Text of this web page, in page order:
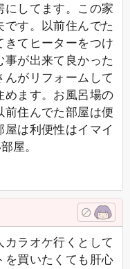
にしてます。この家
す。以前住んでた
てヒーターをつけ
が出来て良かった
がリフォームして
めます。お風呂場の
住んでた部屋は便
は利便性はイマイ
屋。
ラオケ行くとして
を買いたくても肝心